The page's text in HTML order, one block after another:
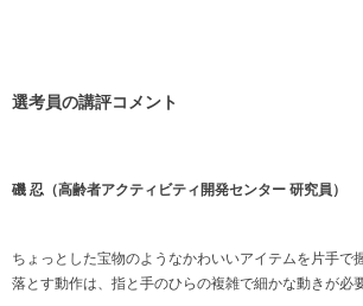
選考員の講評コメント
磯 忍（高齢者アクティビティ開発センター 研究員）
ちょっとした宝物のようなかわいいアイテムを片手で
落とす動作は、指と手のひらの複雑で細かな動きが必